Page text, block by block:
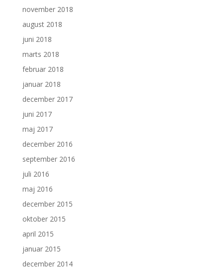
november 2018
august 2018
juni 2018
marts 2018
februar 2018
januar 2018
december 2017
juni 2017
maj 2017
december 2016
september 2016
juli 2016
maj 2016
december 2015
oktober 2015
april 2015
januar 2015
december 2014